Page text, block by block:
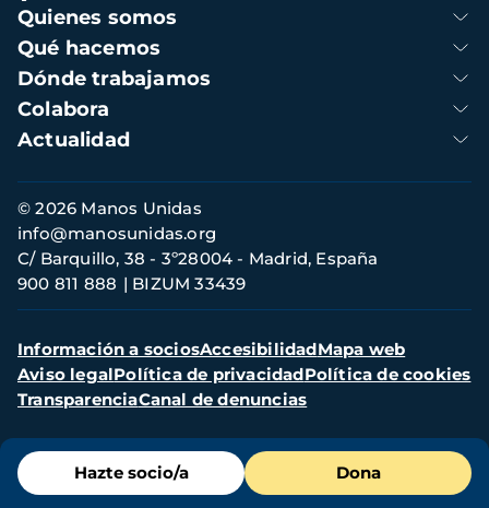
Menú
de
Hazte socio/a Dona
Navegación
principal
Quienes somos
Qué hacemos
Dónde trabajamos
Colabora
Actualidad
Información
de
contacto
© 2026 Manos Unidas
C/ Barquillo, 38 - 3º28004 - Madrid, España
900 811 888
BIZUM 33439
info@manosunidas.org
Menú
secundario
Información a sociosAccesibilidadMapa web
Aviso legalPolítica de privacidadPolítica de cookies
TransparenciaCanal de denuncias